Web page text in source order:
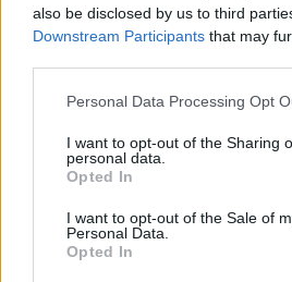
also be disclosed by us to third
Downstream Participants that may
Please note that this website/app
not limited to your visit or usage
grant or deny consent to Google and
use your data for below specified
consent section.
Personal Data Processing Opt
I want to opt-out of the Sharing
personal data.
Opted In
I want to opt-out of the Sale of
Personal Data.
Opted In
"Külföldön élni -
szemmel" (e-book)
Pszichológus Online Schrammel Ivett•2019.
valósítsd meg az álmaidat?
egy belső utazás is egyben,